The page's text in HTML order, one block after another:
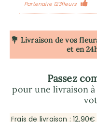
Partenaire 123fleurs
💐 Livraison de vos
et en
Passez
pour une livraison
Frais de livraison : 12,90€